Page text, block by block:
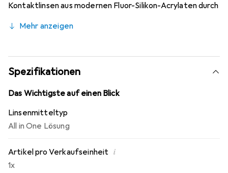
Kontaktlinsen aus modernen Fluor-Silikon-Acrylaten durch
gereinigt. Eine besonders schonende Reinigung der
der reibungsaktiven Partikel gewährleistet. Die
gleichmässige Verteilung der reibungsaktiven Partikel im
Boston Advance Linsenreiniger ermöglicht die
Anwendung ohne vorheriges Schütteln.
Mehr anzeigen
Spezifikationen
Das Wichtigste auf einen Blick
Linsenmitteltyp
All in One Lösung
Artikel pro Verkaufseinheit i
1x